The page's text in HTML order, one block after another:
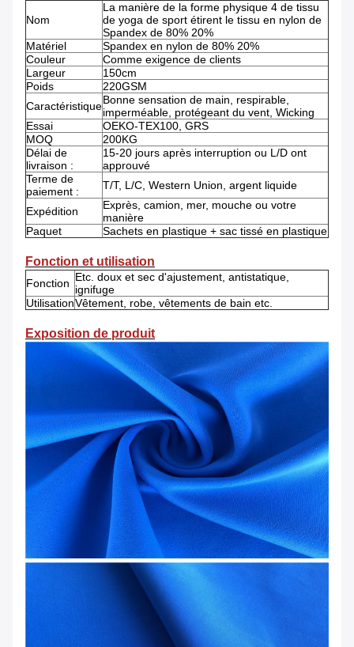
Nom
La manière de la forme physique 4 de tissu
de yoga de sport étirent le tissu en nylon de
Spandex de 80% 20%
Matériel
Spandex en nylon de 80% 20%
Couleur
Comme exigence de clients
Largeur
150cm
Poids
220GSM
CaractéristiqueBonne sensation de main, respirable,
imperméable, protégeant du vent, Wicking
Essai
OEKO-TEX100, GRS
MOQ
200KG
Délai de
livraison :
15-20 jours après interruption ou L/D ont
approuvé
Terme de
paiement :
T/T, L/C, Western Union, argent liquide
Expédition
Exprès, camion, mer, mouche ou votre
manière
Paquet
Sachets en plastique + sac tissé en plastique
Fonction et utilisation
Fonction Etc. doux et sec d'ajustement, antistatique,
ignifuge
UtilisationVêtement, robe, vêtements de bain etc.
Exposition de produit